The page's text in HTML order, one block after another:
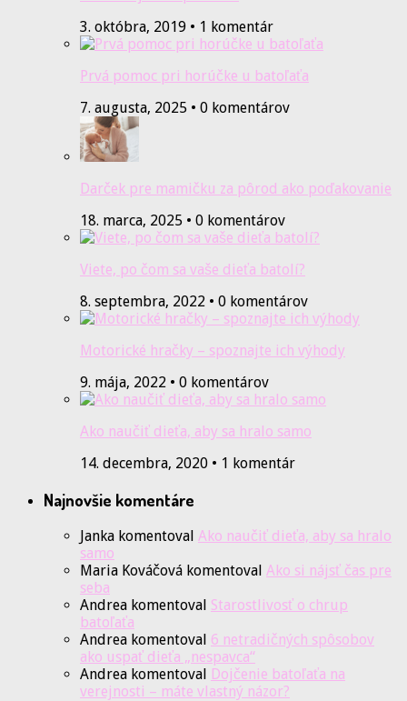
3. októbra, 2019 • 1 komentár
Prvá pomoc pri horúčke u batoľaťa
7. augusta, 2025 • 0 komentárov
Darček pre mamičku za pôrod ako poďakovanie
18. marca, 2025 • 0 komentárov
Viete, po čom sa vaše dieťa batolí?
8. septembra, 2022 • 0 komentárov
Motorické hračky – spoznajte ich výhody
9. mája, 2022 • 0 komentárov
Ako naučiť dieťa, aby sa hralo samo
14. decembra, 2020 • 1 komentár
Najnovšie komentáre
Janka komentoval Ako naučiť dieťa, aby sa hralo
samo
Maria Kováčová komentoval Ako si nájsť čas pre
seba
Andrea komentoval Starostlivosť o chrup
batoľaťa
Andrea komentoval 6 netradičných spôsobov
ako uspať dieťa „nespavca“
Andrea komentoval Dojčenie batoľaťa na
verejnosti – máte vlastný názor?